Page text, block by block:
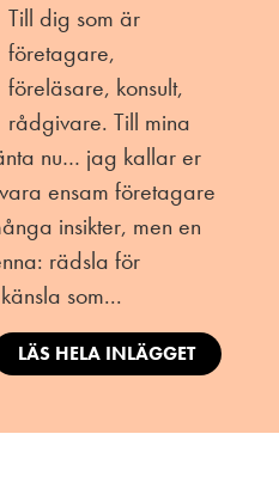
Till dig som är
företagare,
föreläsare, konsult,
rådgivare. Till mina
nu… jag kallar er
ensam företagare
insikter, men en
rädsla för
som...
LÄS HELA INLÄGGET